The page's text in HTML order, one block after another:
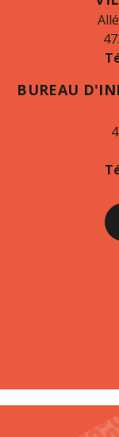
BUREAU